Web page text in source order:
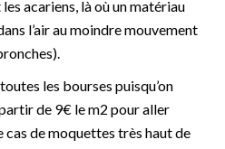
acariens, là où un matériau
l’air au moindre mouvement
les bourses puisqu’on
de 9€ le m2 pour aller
cas de moquettes très haut de